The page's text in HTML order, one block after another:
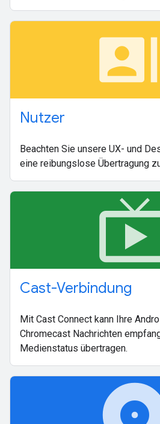
Nutzer
Beachten Sie unsere UX- und
eine reibungslose Übertragung
Cast-Verbindung
Mit Cast Connect kann Ihre
Chromecast Nachrichten
Medienstatus übertragen.